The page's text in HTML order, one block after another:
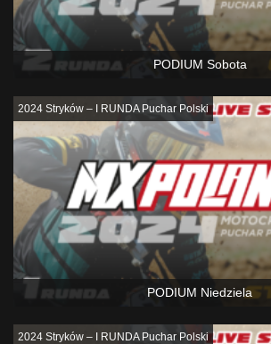
PODIUM Sobota
PODIUM Niedziela
2024 Stryków – I RUNDA Puchar Polski
2024 Stryków – I RUNDA Puchar Polski